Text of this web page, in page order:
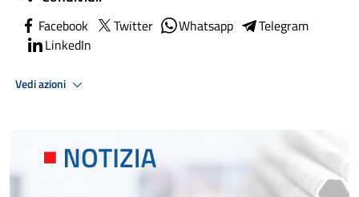
Facebook Twitter Whatsapp
Telegram
LinkedIn
Vedi azioni